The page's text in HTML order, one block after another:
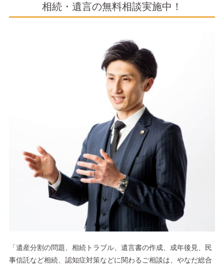
相続・遺言の無料相談実施中！
「遺産分割の問題、相続トラブル、遺言書の作成、成年後見、民
事信託など相続、認知症対策などに関わるご相談は、やなだ総合